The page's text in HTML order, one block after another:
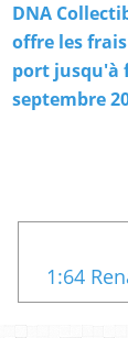
DNA
offre les
port jusqu'à
septembre
1:64